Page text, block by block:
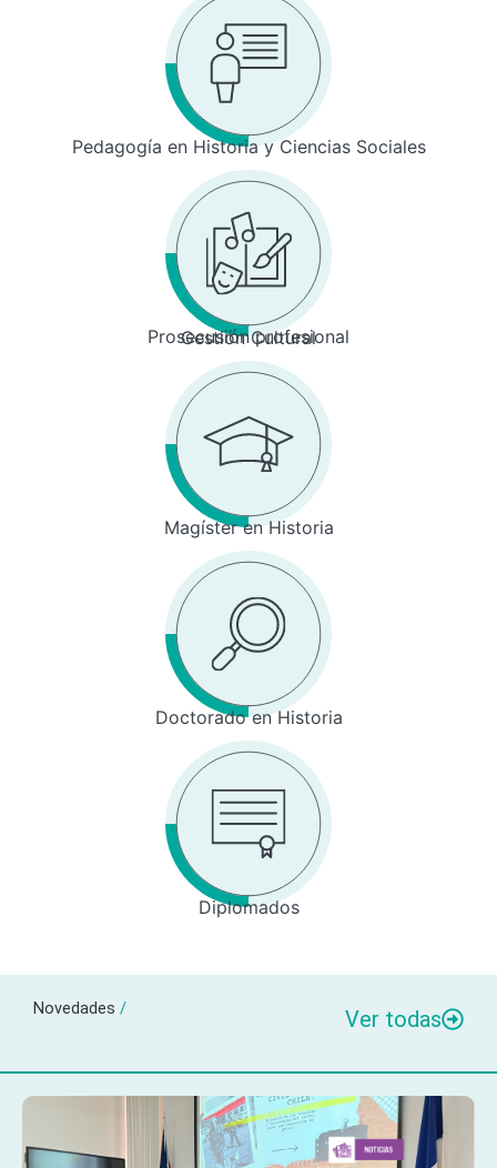
Pedagogía en Historia y Ciencias Sociales
Prosecusión profesional
Gestión Cultural
Magíster en Historia
Doctorado en Historia
Diplomados
Novedades / Ver todas